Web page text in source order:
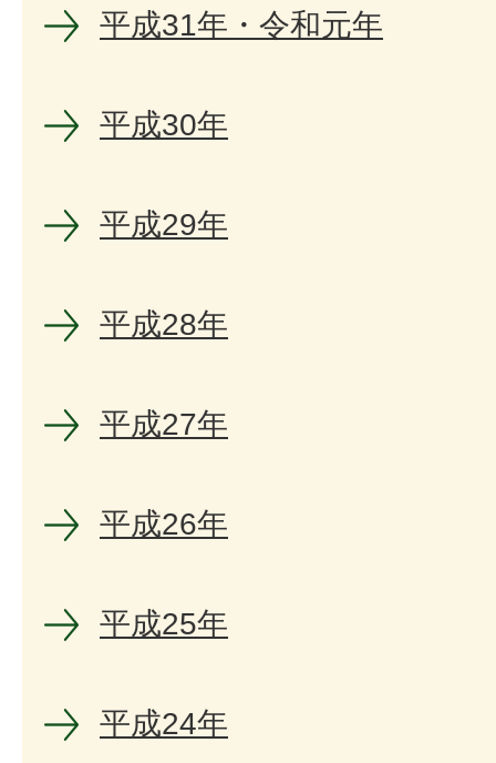
平成31年・令和元年
平成30年
平成29年
平成28年
平成27年
平成26年
平成25年
平成24年